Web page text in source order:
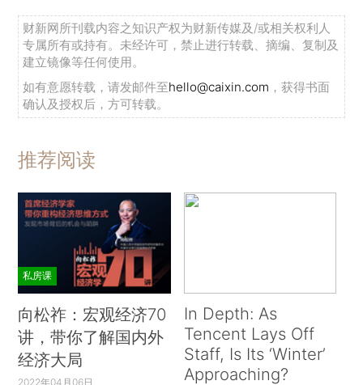
财新网所刊载内容之知识产权为财新传媒及/或相关权利人
专属所有或持有。未经许可，禁止进行转载、摘编、复制及
建立镜像等任何使用。
如有意愿转载，请发邮件至hello@caixin.com ，获得书面
确认及授权后，方可转载。
推荐阅读
私房课
向松祚：宏观经济70
讲，带你了解国内外
经济大局
2022年04月06日
In Depth: As
Tencent Lays Off
Staff, Is Its ‘Winter’
Approaching?